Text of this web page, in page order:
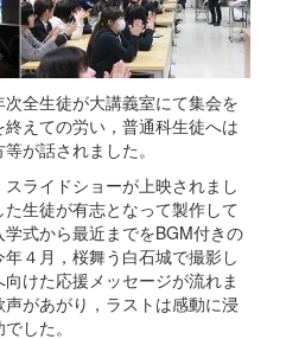
全生徒が大講義室にて集会を
えての労い，普通科生徒へは
が話されました。
ライドショーが上映されまし
生徒が有志となって製作して
式から最近までをBGM付きの
４月，桜舞う白石城で撮影し
けた応援メッセージが流れま
があがり，ラストは感動に浸
した。